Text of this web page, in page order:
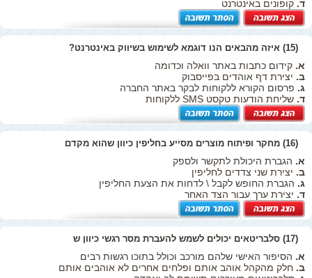
ד. קופונים באינטרנט
(15) איזה מהבאים הנו דוגמא לשימוש בשיווק באינטרנט?
א. קידום כתבות באתר וואלה וכדומה
ב. יצירת דף אוהדים בפייסבוק
ג. פרסום הקורא ללקוחות לבקר באתר החברה
ד. שליחת הודעות טקסט SMS ללקוחות
(16) מחקר ופיתוח מוצרים מסייע בחליפין כיוון שהוא מקדם
א. הגברת היכולת לתקשר ולספק
ב. יצירת שני צדדים לחליפין
ג. הגברת החופש לקבל \ לדחות את הצעת החליפין
ד. יצירת ערך עבור הצד האחר
(17) סלבריטאים יכולים לשמש להעברת מסר רגשי כיוון ש
א. הסיפור האישי שלהם מורכב וכולל בתוכו רגשות רבים
ב. חלק מהקהל אוהב אותם ופלחים אחרים לא אוהבים אותם